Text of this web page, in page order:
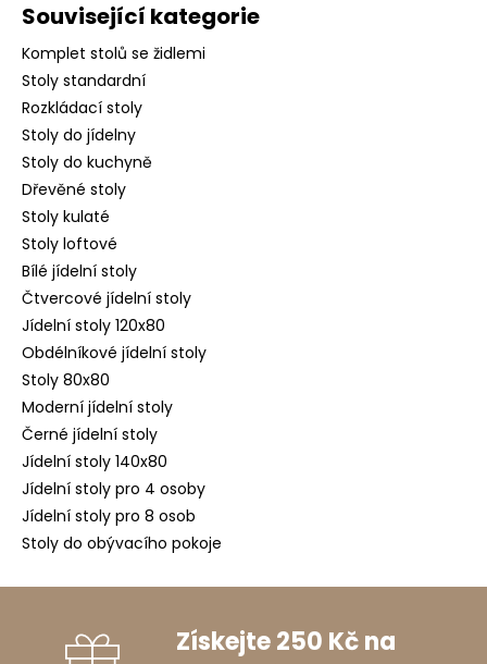
Související kategorie
Komplet stolů se židlemi
Stoly standardní
Rozkládací stoly
Stoly do jídelny
Stoly do kuchyně
Dřevěné stoly
Stoly kulaté
Stoly loftové
Bílé jídelní stoly
Čtvercové jídelní stoly
Jídelní stoly 120x80
Obdélníkové jídelní stoly
Stoly 80x80
Moderní jídelní stoly
Černé jídelní stoly
Jídelní stoly 140x80
Jídelní stoly pro 4 osoby
Jídelní stoly pro 8 osob
Stoly do obývacího pokoje
Získejte 250 Kč na